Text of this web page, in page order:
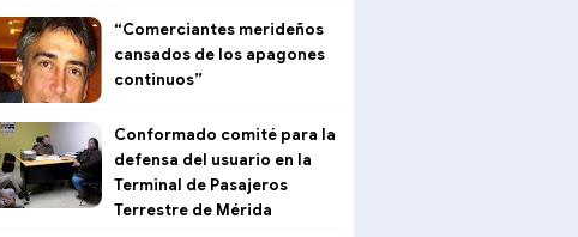
“Comerciantes merideños
cansados de los apagones
continuos”
Conformado comité para la
defensa del usuario en la
Terminal de Pasajeros
Terrestre de Mérida